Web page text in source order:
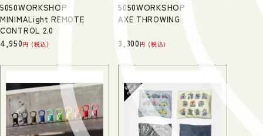
5050WORKSHOP
MINIMALight REMOTE
CONTROL 2.0
4,950 税込
5050WORKSHOP
AXE THROWING
3,300 税込